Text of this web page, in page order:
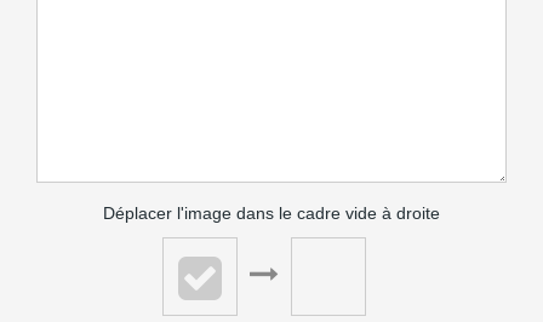
Déplacer l'image dans le cadre vide à droite